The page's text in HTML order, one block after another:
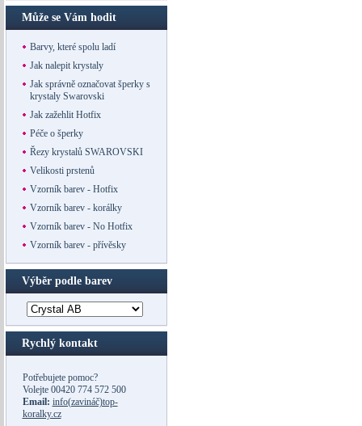
Může se Vám hodit
Barvy, které spolu ladí
Jak nalepit krystaly
Jak správně označovat šperky s
krystaly Swarovski
Jak zažehlit Hotfix
Péče o šperky
Řezy krystalů SWAROVSKI
Velikosti prstenů
Vzorník barev - Hotfix
Vzorník barev - korálky
Vzorník barev - No Hotfix
Vzorník barev - přívěsky
Výběr podle barev
Rychlý kontakt
Potřebujete pomoc?
Volejte 00420 774 572 500
Email: info(zavináč)top-
koralky.cz